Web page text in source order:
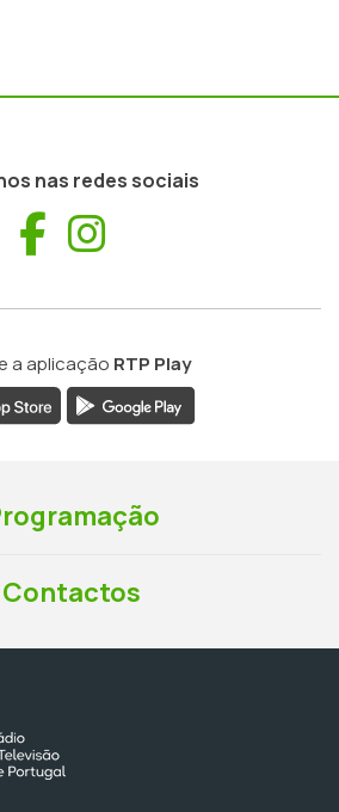
nas redes sociais
Facebook
a aplicação RTP Play
Contactos